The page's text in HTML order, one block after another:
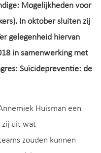
Mogelijkheden voor
In oktober sluiten zij
gelegenheid hiervan
in samenwerking met
Suïcidepreventie: de
Huisman een
zij uit wat
zouden kunnen